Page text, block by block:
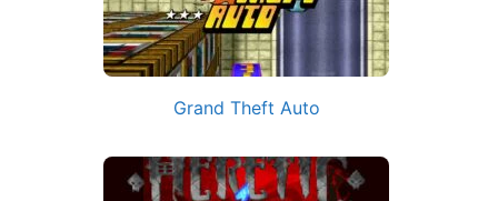
Grand Theft Auto